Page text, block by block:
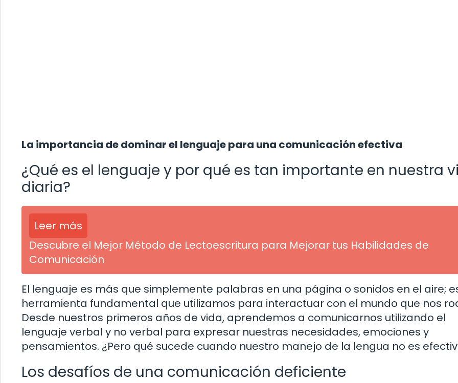
La importancia de dominar el lenguaje para una comunicación efectiva
¿Qué es el lenguaje y por qué es tan importante en nuestra
diaria?
Leer más
Descubre el Mejor Método de Lectoescritura para Mejorar tus Habilidades de
Comunicación
El lenguaje es más que simplemente palabras en una página o sonidos en el aire;
herramienta fundamental que utilizamos para interactuar con el mundo que nos
Desde nuestros primeros años de vida, aprendemos a comunicarnos utilizando el
lenguaje verbal y no verbal para expresar nuestras necesidades, emociones y
pensamientos. ¿Pero qué sucede cuando nuestro manejo de la lengua no es
Los desafíos de una comunicación deficiente